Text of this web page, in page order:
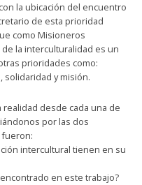
la ubicación del encuentro
de esta prioridad
como Misioneros
la interculturalidad es un
prioridades como:
solidaridad y misión.
realidad desde cada una de
por las dos
fueron:
intercultural tienen en su
en este trabajo?